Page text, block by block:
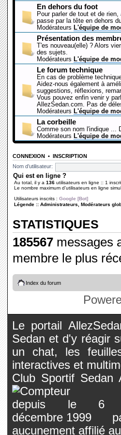
En dehors du foot
Pour parler de tout et de
passe par la tête en dehors
Modérateurs L'équipe de
Présentation des
T'es nouveau(elle) ? Alors
des sujets.
Modérateurs L'équipe de
Le forum technique
En cas de problème
Aidez-nous également à
suggestions, réflexions,
Vous pouvez enfin venir y
AllezSedan.com. Pas de
Modérateurs L'équipe de
La corbeille
Comme son nom l'indique ...
Modérateurs L'équipe de
CONNEXION • INSCRIPTION
Nom d’utilisateur:
Qui est en ligne ?
Au total, il y a 136 utilisateurs en ligne :: 1
Le nombre maximum d’utilisateurs en ligne
Utilisateurs inscrits : Google [Bot]
Légende :: Administrateurs Modérateurs
STATISTIQUES
185567 messages
membre le plus
Index du forum
Le portail
Sedan et d'y réagir
un chat, les
interactives et
Club Sportif
aucunement affilié